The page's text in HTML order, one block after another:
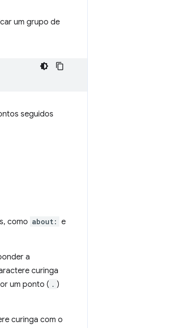
um grupo de
seguidos
como about: e
a
curinga
um ponto ( . )
curinga com o